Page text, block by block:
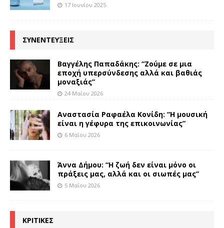
17 Ιουνίου 2025
ΣΥΝΕΝΤΕΥΞΕΙΣ
Βαγγέλης Παπαδάκης: “Ζούμε σε μια
εποχή υπερσύνδεσης αλλά και βαθιάς
μοναξιάς”
24 Μαΐου 2026
Αναστασία Ραφαέλα Κονίδη: “Η μουσική
είναι η γέφυρα της επικοινωνίας”
6 Μαΐου 2026
Άννα Δήμου: “Η ζωή δεν είναι μόνο οι
πράξεις μας, αλλά και οι σιωπές μας”
5 Μαΐου 2026
ΚΡΙΤΙΚΕΣ